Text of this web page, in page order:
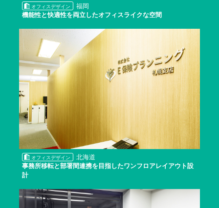
オフィスデザイン 福岡
機能性と快適性を両立したオフィスライクな空間
オフィスデザイン 北海道
事務所移転と部署間連携を目指したワンフロアレイアウト設
計